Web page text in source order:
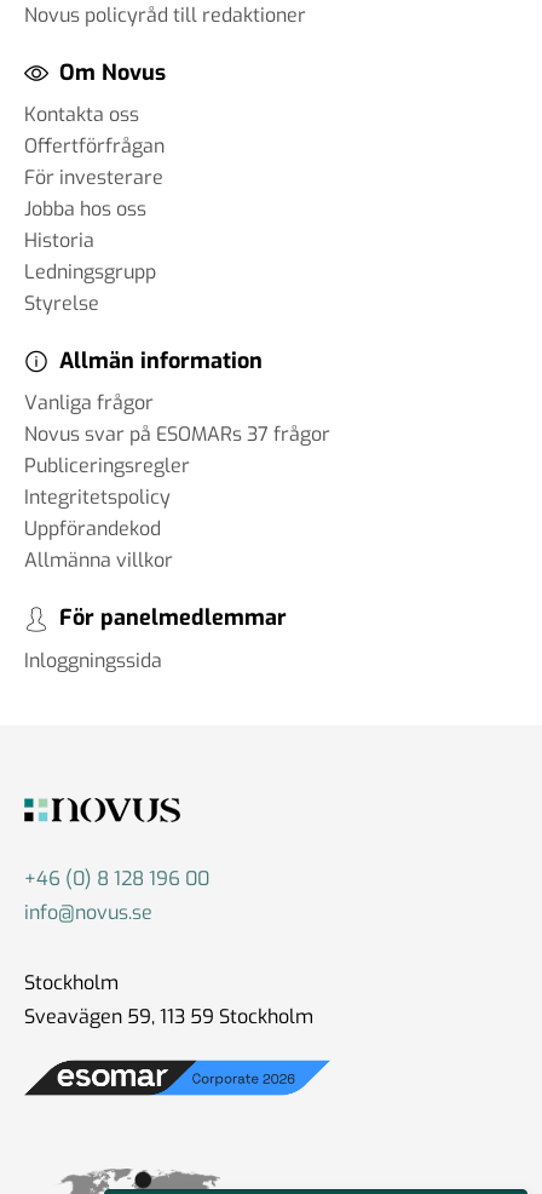
Novus policyråd till redaktioner
Om Novus
Kontakta oss
Offertförfrågan
För investerare
Jobba hos oss
Historia
Ledningsgrupp
Styrelse
Allmän information
Vanliga frågor
Novus svar på ESOMARs 37 frågor
Publiceringsregler
Integritetspolicy
Uppförandekod
Allmänna villkor
För panelmedlemmar
Inloggningssida
+46 (0) 8 128 196 00
info@novus.se
Stockholm
Sveavägen 59, 113 59 Stockholm